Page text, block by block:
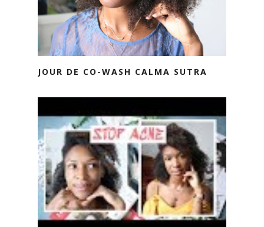
JOUR DE CO-WASH CALMA SUTRA